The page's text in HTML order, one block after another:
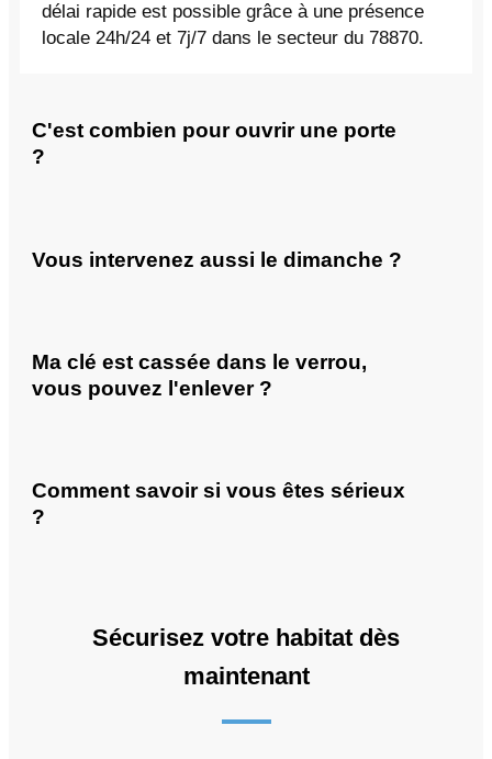
délai rapide est possible grâce à une présence
locale 24h/24 et 7j/7 dans le secteur du 78870.
C'est combien pour ouvrir une porte
?
Vous intervenez aussi le dimanche ?
Ma clé est cassée dans le verrou,
vous pouvez l'enlever ?
Comment savoir si vous êtes sérieux
?
Sécurisez votre habitat dès
maintenant